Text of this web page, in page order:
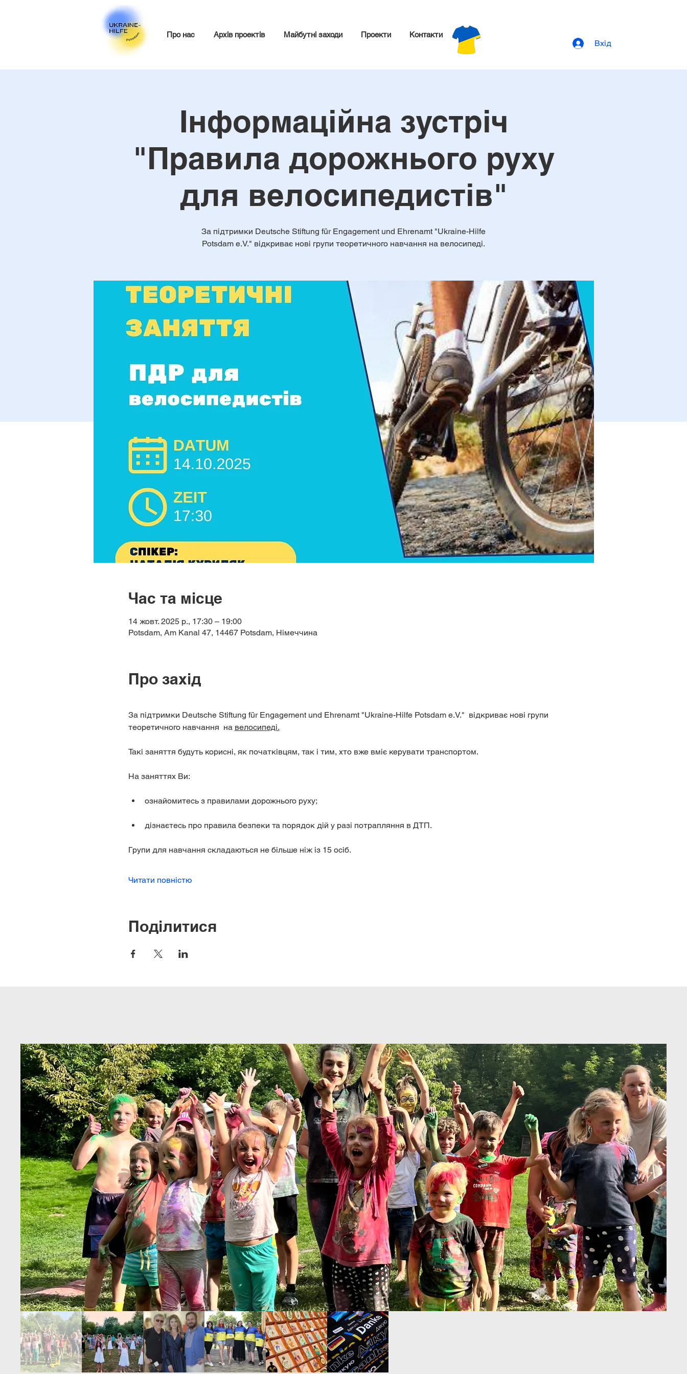
Про нас Архів проектів Майбутні заходи Проекти Контакти
Вхід
Інформаційна зустріч
"Правила дорожнього руху
для велосипедистів"
За підтримки Deutsche Stiftung für Engagement und Ehrenamt "Ukraine-Hilfe
Potsdam e.V." відкриває нові групи теоретичного навчання на велосипеді.
Час та місце
14 жовт. 2025 р., 17:30 – 19:00
Potsdam, Am Kanal 47, 14467 Potsdam, Німеччина
Про захід
За підтримки Deutsche Stiftung für Engagement und Ehrenamt "Ukraine-Hilfe Potsdam e.V."  відкриває нові групи
теоретичного навчання  на велосипеді.
Такі заняття будуть корисні, як початківцям, так і тим, хто вже вміє керувати транспортом.
На заняттях Ви:
ознайомитесь з правилами дорожнього руху;
дізнаєтесь про правила безпеки та порядок дій у разі потрапляння в ДТП.
Групи для навчання складаються не більше ніж із 15 осіб.
Читати повністю
Поділитися